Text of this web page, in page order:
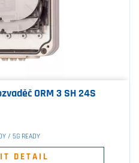
ORM 3 SH 24S
/ 5G READY
DETAIL